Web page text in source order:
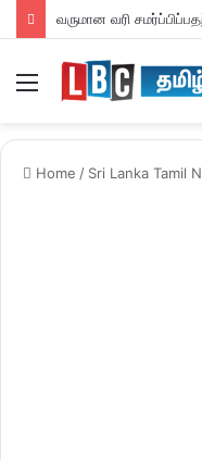
வருமான வரி
Home / Sri Lanka Tamil